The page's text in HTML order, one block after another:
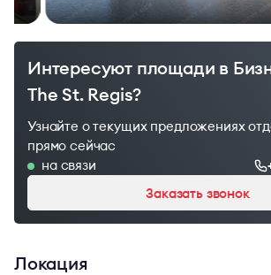
Интересуют площади в
The St. Regis?
Узнайте о текущих предложениях
прямо сейчас
на связи
Заказать звонок
Локация